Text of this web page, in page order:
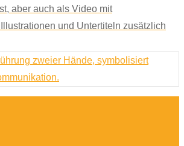
aber auch als Video mit
und Untertiteln zusätzlich